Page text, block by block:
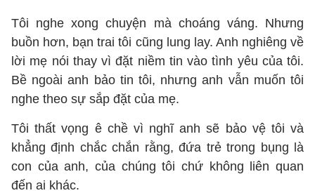
Tôi nghe xong chuyện mà choáng váng. Nhưng
buồn hơn, bạn trai tôi cũng lung lay. Anh nghiêng về
lời mẹ nói thay vì đặt niềm tin vào tình yêu của tôi.
Bề ngoài anh bảo tin tôi, nhưng anh vẫn muốn tôi
nghe theo sự sắp đặt của mẹ.
Tôi thất vọng ê chề vì nghĩ anh sẽ bảo vệ tôi và
khẳng định chắc chắn rằng, đứa trẻ trong bụng là
con của anh, của chúng tôi chứ không liên quan
đến ai khác.